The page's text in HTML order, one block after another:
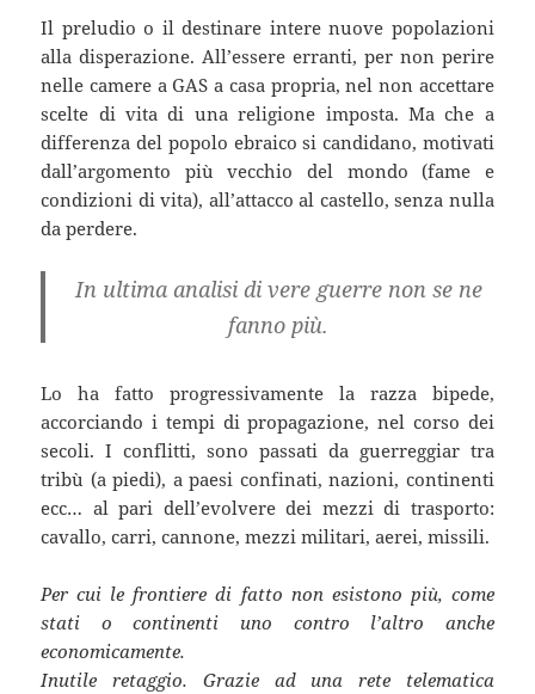
Il preludio o il destinare intere nuove popolazioni
alla disperazione. All’essere erranti, per non perire
nelle camere a GAS a casa propria, nel non accettare
scelte di vita di una religione imposta. Ma che a
differenza del popolo ebraico si candidano, motivati
dall’argomento più vecchio del mondo (fame e
condizioni di vita), all’attacco al castello, senza nulla
da perdere.
In ultima analisi di vere guerre non se ne
fanno più.
Lo ha fatto progressivamente la razza bipede,
accorciando i tempi di propagazione, nel corso dei
secoli. I conflitti, sono passati da guerreggiar tra
tribù (a piedi), a paesi confinati, nazioni, continenti
ecc… al pari dell’evolvere dei mezzi di trasporto:
cavallo, carri, cannone, mezzi militari, aerei, missili.
Per cui le frontiere di fatto non esistono più, come
stati o continenti uno contro l’altro anche
economicamente.
Inutile retaggio. Grazie ad una rete telematica